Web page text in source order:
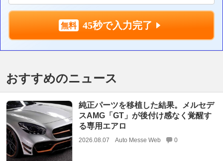
45秒で入力完了
おすすめのニュース
純正パーツを移植した結果。メルセデ
スAMG「GT」が後付け感なく覚醒す
る専用エアロ
2026.08.07 Auto Messe Web 0